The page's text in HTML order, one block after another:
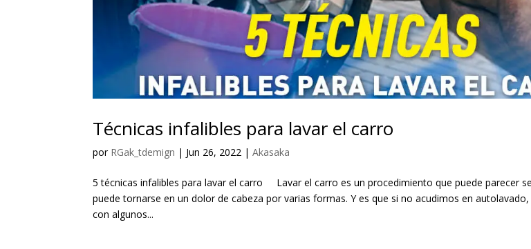
Técnicas infalibles para lavar el carro
por RGak_tdemign | Jun 26, 2022 |Akasaka
5 técnicas infalibles para lavar el carro Lavar el carro es un procedimiento que puede parecer
puede tornarse en un dolor de cabeza por varias formas. Y es que si no acudimos en
con algunos...